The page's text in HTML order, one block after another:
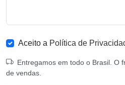
Aceito a Política de
Entregamos em todo o Brasil. O
de vendas.